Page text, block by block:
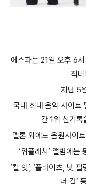
에스파는 21일 오후 6시
직
지난 5
국내 최대 음악 사이트
간 1위 신기록
멜론 외에도 음원사이
‘위플래시 ’ 앨범에는
‘킬 잇’, ‘플라이츠, 낫 필
더 걸’